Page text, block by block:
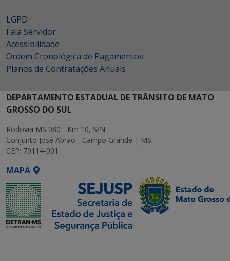
LGPD
Fala Servidor
Acessibilidade
Ordem Cronológica de Pagamentos
Planos de Contratações Anuais
DEPARTAMENTO ESTADUAL DE TRÂNSITO DE MATO
GROSSO DO SUL
Rodovia MS 080 - Km 10, S/N
Conjunto José Abrão - Campo Grande | MS
CEP: 79114-901
MAPA